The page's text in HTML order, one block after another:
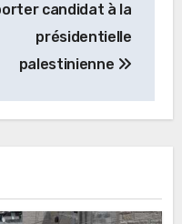
candidat à la
présidentielle
palestinienne